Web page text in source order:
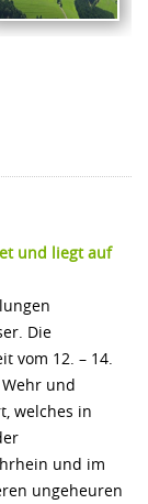
und liegt auf
Die
vom 12. – 14.
und
welches in
und im
ungeheuren